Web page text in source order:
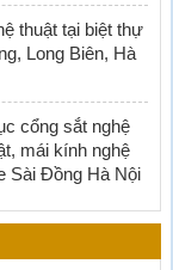
thuật tại biệt thự
Long Biên, Hà
cổng sắt nghệ
mái kính nghệ
Sài Đồng Hà Nội